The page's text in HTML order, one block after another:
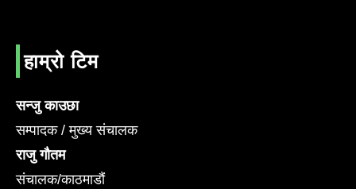
हाम्रो टिम
सन्जु काउछा
सम्पादक / मुख्य संचालक
राजु गौतम
संचालक/काठमाडौं